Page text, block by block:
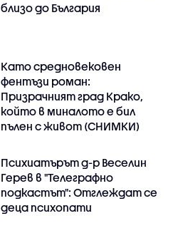
близо до България
Като средновековен
фентъзи роман:
Призрачният град Крако,
който в миналото е бил
пълен с живот (СНИМКИ)
Психиатърът д-р Веселин
Герев в "Телеграфно
подкастът": Отглеждат се
деца психопати